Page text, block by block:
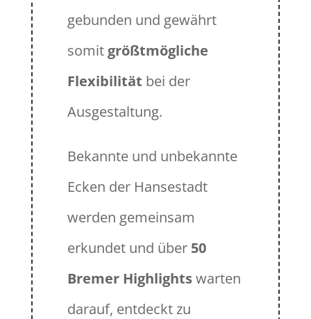
gebunden und gewährt
somit größtmögliche
Flexibilität bei der
Ausgestaltung.
Bekannte und unbekannte
Ecken der Hansestadt
werden gemeinsam
erkundet und über 50
Bremer Highlightswarten
darauf, entdeckt zu